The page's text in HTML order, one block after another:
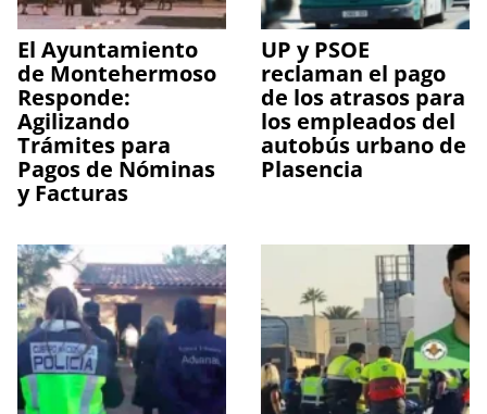
El Ayuntamiento
de Montehermoso
Responde:
Agilizando
Trámites para
Pagos de Nóminas
y Facturas
UP y PSOE
reclaman el pago
de los atrasos para
los empleados del
autobús urbano de
Plasencia